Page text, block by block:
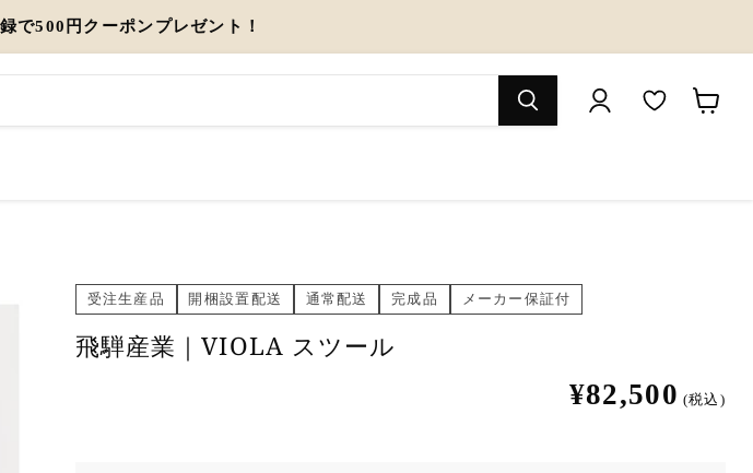
で500円クーポンプレゼント！
s
受注生産品 開梱設置配送 通常配送 完成品 メーカー保証付
飛騨産業｜VIOLA スツール
¥82,500 (税込)